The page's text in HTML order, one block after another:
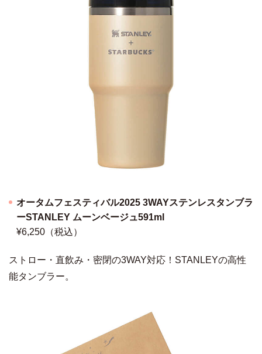
オータムフェスティバル2025 3WAYステンレスタンブラ
ーSTANLEY ムーンベージュ591ml
¥6,250（税込）
ストロー・直飲み・密閉の3WAY対応！STANLEYの高性
能タンブラー。